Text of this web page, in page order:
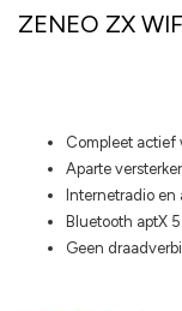
ZENEO ZX
Compleet actief
Aparte
Internetradio
Bluetooth aptX
Geen